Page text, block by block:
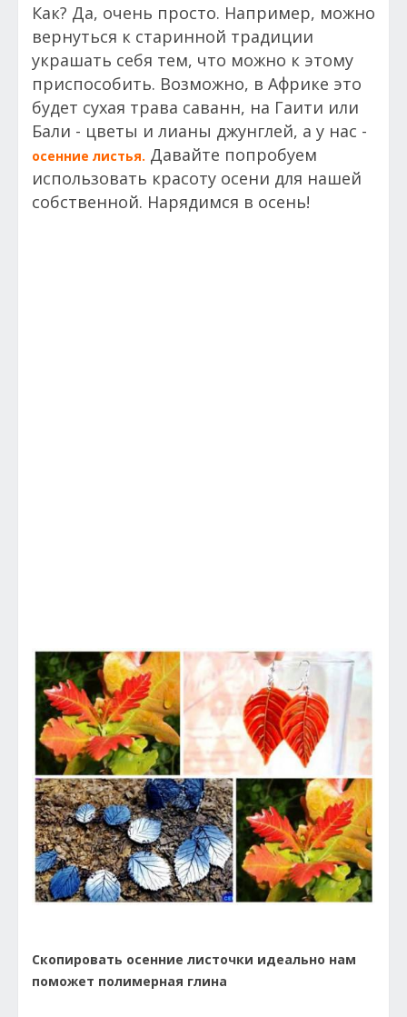
Как? Да, очень просто. Например, можно
вернуться к старинной традиции
украшать себя тем, что можно к этому
приспособить. Возможно, в Африке это
будет сухая трава саванн, на Гаити или
Бали - цветы и лианы джунглей, а у нас -
осенние листья. Давайте попробуем
использовать красоту осени для нашей
собственной. Нарядимся в осень!
Скопировать осенние листочки идеально нам
поможет полимерная глина